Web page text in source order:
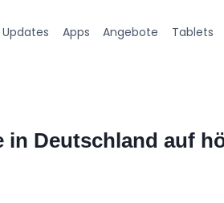
Updates Apps Angebote Tablets
in Deutschland auf